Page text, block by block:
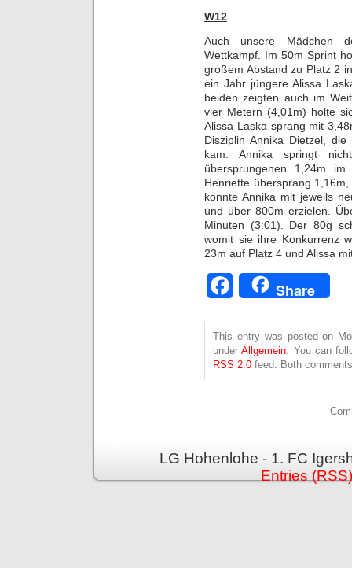
W12
Auch unsere Mädchen
Wettkampf. Im 50m Sprint
großem Abstand zu Platz 2
ein Jahr jüngere Alissa
beiden zeigten auch im
vier Metern (4,01m) holte
Alissa Laska sprang mit
Disziplin Annika Dietzel,
kam. Annika springt
übersprungenen 1,24m
Henriette übersprang
konnte Annika mit jeweils
und über 800m erzielen.
Minuten (3:01). Der 80g
womit sie ihre Konkurrenz
23m auf Platz 4 und Alissa
Facebook
Share
This entry was posted on
underAllgemein . You can
RSS 2.0 feed. Both
LG Hohenlohe - 1. FC
Entries (RSS)